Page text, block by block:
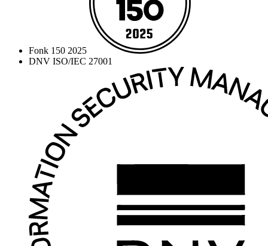
Fonk 150 2025
DNV ISO/IEC 27001